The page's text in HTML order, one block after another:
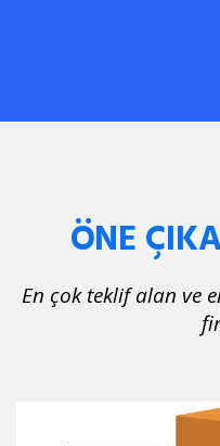
ÖNE
En çok teklif alan ve